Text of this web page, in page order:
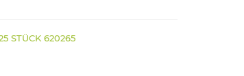
STÜCK 620265